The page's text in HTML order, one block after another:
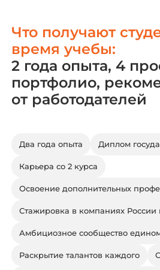
Что получают
время учебы:
2 года опыта, 4
портфолио,
от работодателей
Два года опыта Диплом
Карьера со 2 курса
Освоение дополнительных
Стажировка в компаниях России
Амбициозное сообщество
Раскрытие талантов каждого